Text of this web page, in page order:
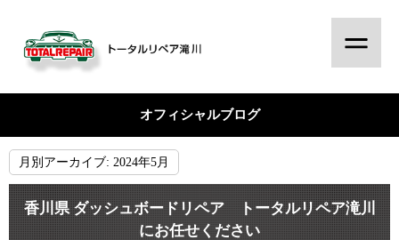
オフィシャルブログ
月別アーカイブ: 2024年5月
香川県 ダッシュボードリペア トータルリペア滝川
にお任せください